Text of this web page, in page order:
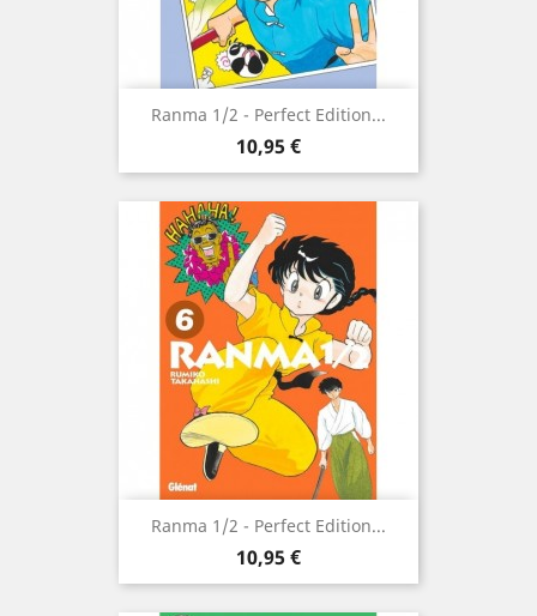
Ranma 1/2 - Perfect Edition...
Prix
10,95 €
Ranma 1/2 - Perfect Edition...
Prix
10,95 €